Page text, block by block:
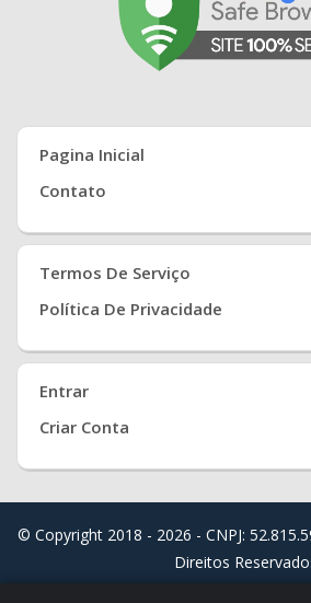
Pagina Inicial
Contato
Termos De Serviço
Política De Privacidade
Entrar
Criar Conta
© Copyright 2018 - 2026 - CNPJ:
Direitos